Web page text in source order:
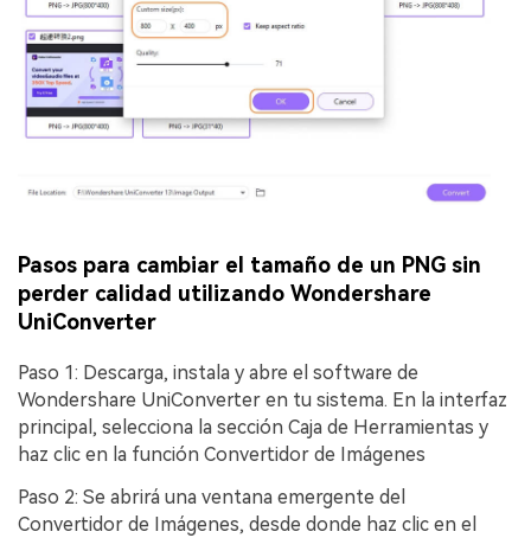
Pasos para cambiar el tamaño de un PNG sin
perder calidad utilizando Wondershare
UniConverter
Paso 1: Descarga, instala y abre el software de
Wondershare UniConverter en tu sistema. En la interfaz
principal, selecciona la sección Caja de Herramientas y
haz clic en la función Convertidor de Imágenes
Paso 2: Se abrirá una ventana emergente del
Convertidor de Imágenes, desde donde haz clic en el